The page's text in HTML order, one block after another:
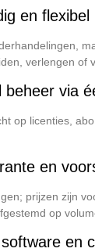
en flexibel
verlengen of
beheer via
op licenties,
en
prijzen zijn
op
en